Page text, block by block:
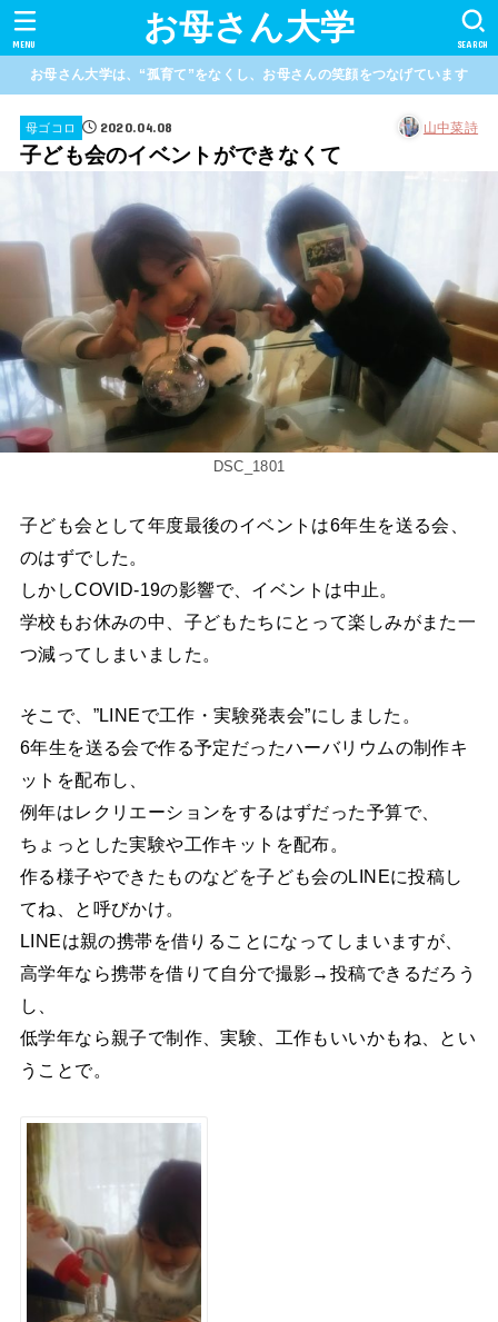
お母さん大学 SEARCH
MENU
お母さん大学は、“孤育て”をなくし、お母さんの笑顔をつなげています
母ゴコロ 2020.04.08 山中菜詩
子ども会のイベントができなくて
DSC_1801
子ども会として年度最後のイベントは6年生を送る会、
のはずでした。
しかしCOVID-19の影響で、イベントは中止。
学校もお休みの中、子どもたちにとって楽しみがまた一
つ減ってしまいました。
そこで、”LINEで工作・実験発表会”にしました。
6年生を送る会で作る予定だったハーバリウムの制作キ
ットを配布し、
例年はレクリエーションをするはずだった予算で、
ちょっとした実験や工作キットを配布。
作る様子やできたものなどを子ども会のLINEに投稿し
てね、と呼びかけ。
LINEは親の携帯を借りることになってしまいますが、
高学年なら携帯を借りて自分で撮影→投稿できるだろう
し、
低学年なら親子で制作、実験、工作もいいかもね、とい
うことで。